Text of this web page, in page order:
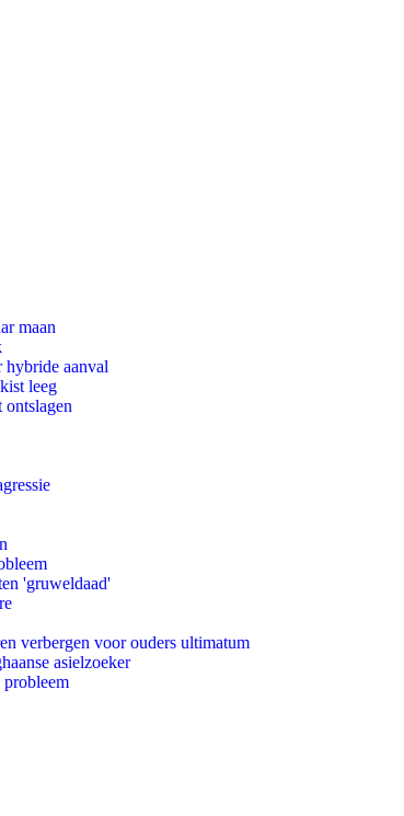
maan
aanval
leeg
ontslagen
'gruweldaad'
verbergen voor ouders ultimatum
asielzoeker